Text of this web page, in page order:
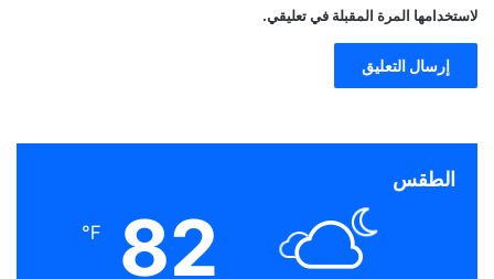
لاستخدامها المرة المقبلة في تعليقي.
الطقس
82
℉